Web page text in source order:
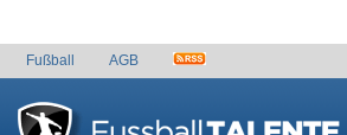
Fußball AGB